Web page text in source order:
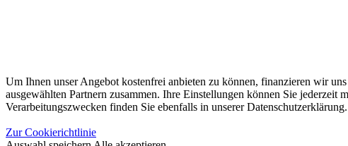
Um Ihnen unser Angebot kostenfrei anbieten zu können, finanzieren wir
ausgewählten Partnern zusammen. Ihre Einstellungen können Sie
Verarbeitungszwecken finden Sie ebenfalls in unserer Datenschutzerklärung.
Zur Cookierichtlinie